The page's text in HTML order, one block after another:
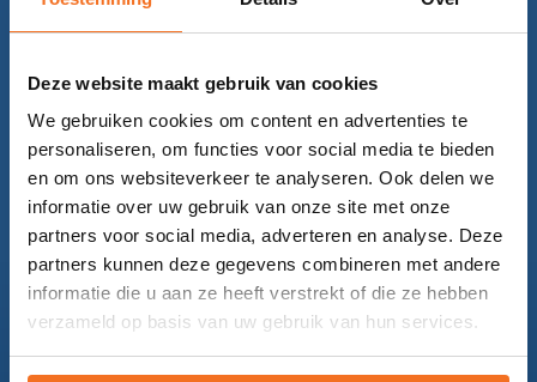
Deze website maakt gebruik van cookies
We gebruiken cookies om content en advertenties te
personaliseren, om functies voor social media te bieden
en om ons websiteverkeer te analyseren. Ook delen we
informatie over uw gebruik van onze site met onze
partners voor social media, adverteren en analyse. Deze
partners kunnen deze gegevens combineren met andere
informatie die u aan ze heeft verstrekt of die ze hebben
verzameld op basis van uw gebruik van hun services.
Categorieën
Boxsprings
Bedden
Matrassen
Topmatrassen
Beddengoed